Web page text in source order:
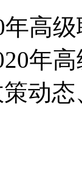
高
年
动